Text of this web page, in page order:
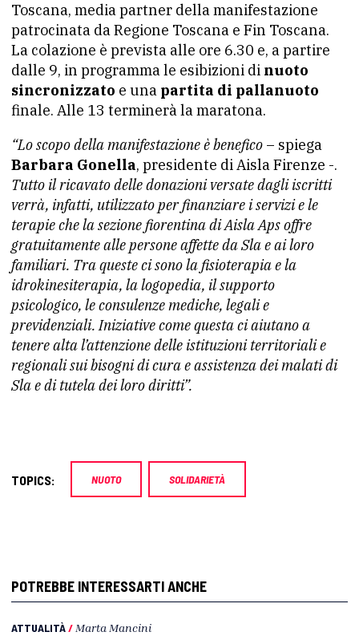
Toscana, media partner della manifestazione
patrocinata da Regione Toscana e Fin Toscana.
La colazione è prevista alle ore 6.30 e, a partire
dalle 9, in programma le esibizioni di nuoto
sincronizzato e una partita di pallanuoto
finale. Alle 13 terminerà la maratona.
“Lo scopo della manifestazione è benefico – spiega
Barbara Gonella, presidente diAislaFirenze -.
Tutto il ricavato delle donazioni versate dagli iscritti
verrà, infatti, utilizzato per finanziare i servizi e le
terapie che la sezione fiorentina diAislaAps offre
gratuitamente alle persone affette da Sla e ai loro
familiari. Tra queste ci sono la fisioterapia e la
idrokinesiterapia, la logopedia, il supporto
psicologico, le consulenze mediche, legali e
previdenziali. Iniziative come questa ci aiutano a
tenere alta l’attenzione delle istituzioni territoriali e
regionali sui bisogni di cura e assistenza dei malati di
Sla e di tutela dei loro diritti”.
TOPICS: NUOTO SOLIDARIETÀ
POTREBBE INTERESSARTI ANCHE
ATTUALITÀ/ Marta Mancini